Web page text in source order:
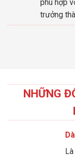
phù hợp
trưởng
NHỮNG